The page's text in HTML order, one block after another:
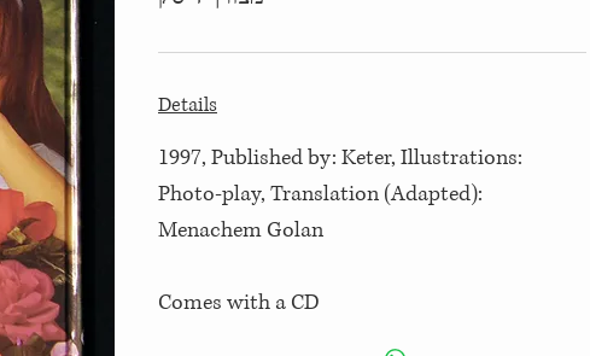
Details
1997, Published by: Keter, Illustrations:
Photo-play, Translation (Adapted):
Menachem Golan
Comes with a CD